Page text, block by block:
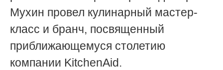
Мухин провел кулинарный мастер-
класс и бранч, посвященный
приближающемуся столетию
компании KitchenAid.